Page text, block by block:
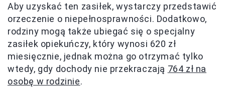
Aby uzyskać ten zasiłek, wystarczy przedstawić
orzeczenie o niepełnosprawności. Dodatkowo,
rodziny mogą także ubiegać się o specjalny
zasiłek opiekuńczy, który wynosi 620 zł
miesięcznie, jednak można go otrzymać tylko
wtedy, gdy dochody nie przekraczają 764 zł na
osobę w rodzinie.